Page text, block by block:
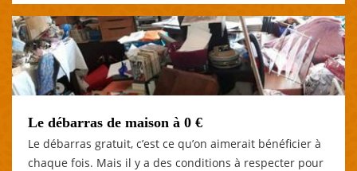
Le débarras de maison à 0 €
Le débarras gratuit, c’est ce qu’on aimerait bénéficier à
chaque fois. Mais il y a des conditions à respecter pour